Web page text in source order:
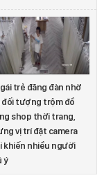
trẻ đăng đàn nhờ
đối tượng trộm đồ
shop thời trang,
vị trí đặt camera
khiến nhiều người
ý